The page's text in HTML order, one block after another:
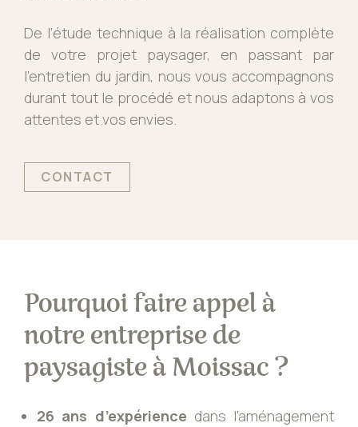
De l’étude technique à la réalisation complète
de votre projet paysager, en passant par
l’entretien du jardin, nous vous accompagnons
durant tout le procédé et nous adaptons à vos
attentes et vos envies.
CONTACT
Pourquoi faire appel à
notre entreprise de
paysagiste à Moissac ?
26 ans d’expérience dans l’aménagement